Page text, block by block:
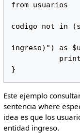
from usuarios
codigo not in
ingreso)") as
}
Este ejemplo
sentencia where
idea es que los
entidad ingreso.